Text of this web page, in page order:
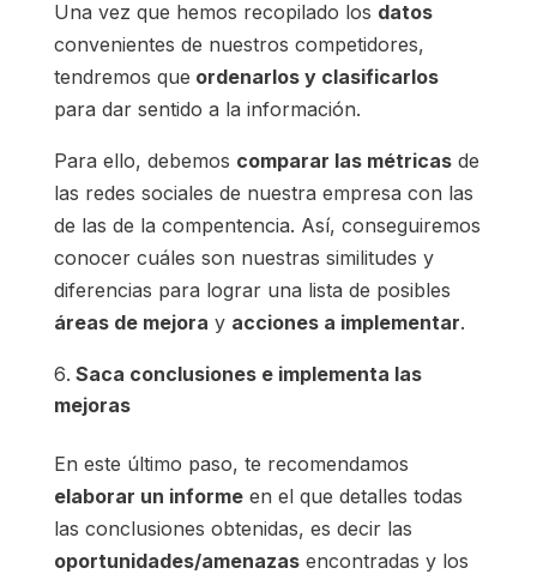
Una vez que hemos recopilado los datos
convenientes de nuestros competidores,
tendremos que ordenarlos y clasificarlos
para dar sentido a la información.
Para ello, debemos comparar las métricasde
las redes sociales de nuestra empresa con las
de las de la compentencia. Así, conseguiremos
conocer cuáles son nuestras similitudes y
diferencias para lograr una lista de posibles
áreas de mejora y acciones a implementar.
Saca conclusiones e implementa las
mejoras
En este último paso, te recomendamos
elaborar un informeen el que detalles todas
las conclusiones obtenidas, es decir las
oportunidades/amenazasencontradas y los